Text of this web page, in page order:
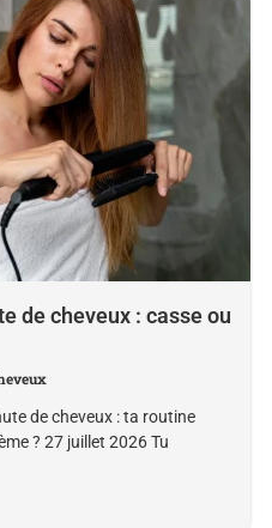
de cheveux : casse ou
de cheveux : ta routine
? 27 juillet 2026 Tu